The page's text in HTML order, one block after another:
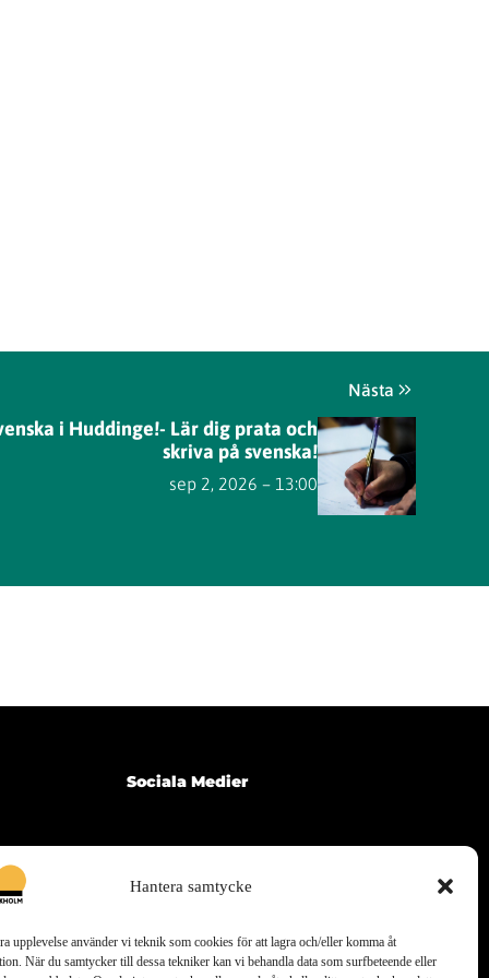
Hantera samtycke
upplevelse använder vi teknik som cookies för att lagra och/eller komma åt
När du samtycker till dessa tekniker kan vi behandla data som surfbeteende eller
Nästa
i Huddinge!- Lär dig prata och
skriva på svenska!
sep 2, 2026 – 13:00
Sociala Medier